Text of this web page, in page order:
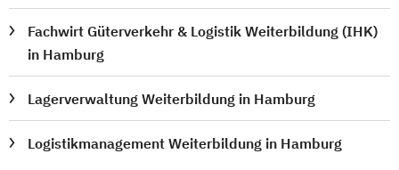
Fachwirt Güterverkehr & Logistik Weiterbildung (IHK)
in Hamburg
Lagerverwaltung Weiterbildung in Hamburg
Logistikmanagement Weiterbildung in Hamburg